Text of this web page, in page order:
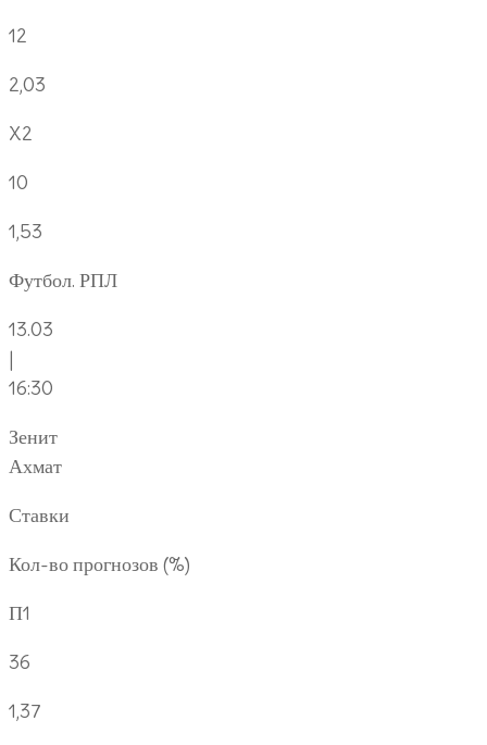
12
2,03
X2
10
1,53
Футбол. РПЛ
13.03
|
16:30
Зенит
Ахмат
Ставки
Кол-во прогнозов (%)
П1
36
1,37